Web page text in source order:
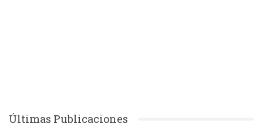
Últimas Publicaciones